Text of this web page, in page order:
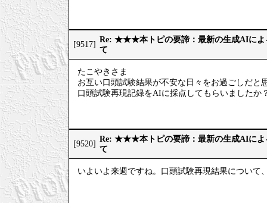
[9517]
Re: ★★★本トピの要諦：最新の生成AIによ
て
たこやきさま
お互い口頭試験結果が不安な日々をお過ごしだと
口頭試験再現記録をAIに採点してもらいましたか
[9520]
Re: ★★★本トピの要諦：最新の生成AIによ
て
いよいよ来週ですね。口頭試験再現結果につい